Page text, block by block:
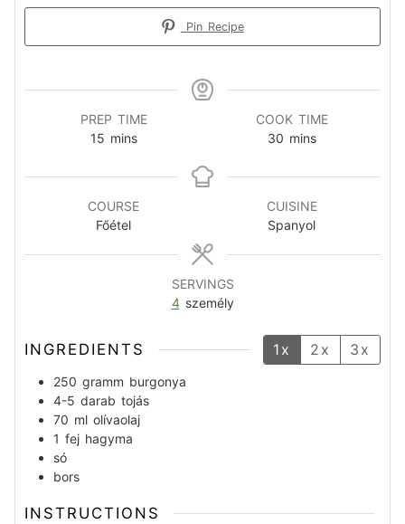
Pin Recipe
PREP TIME
15 mins
COOK TIME
30 mins
COURSE
Főétel
CUISINE
Spanyol
SERVINGS
4 személy
INGREDIENTS 1x 2x 3x
250 gramm burgonya
4-5 darab tojás
70 ml olívaolaj
1 fej hagyma
só
bors
INSTRUCTIONS